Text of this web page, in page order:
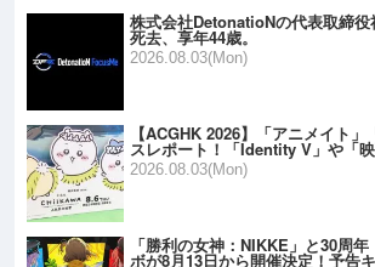
株式会社DetonatioNの代表取締
死去、享年44歳。
2026.08.03(Mon)
【ACGHK 2026】「アニメイト
スレポート！「Identity V」や「
2026.08.03(Mon)
「勝利の女神：NIKKE」と30周
ボが8月13日から開催決定！予告